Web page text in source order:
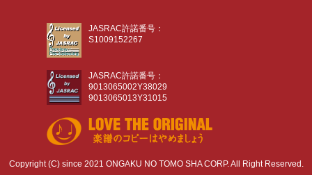
JASRAC許諾番号：
S1009152267
JASRAC許諾番号：
9013065002Y38029
9013065013Y31015
Copyright (C) since 2021 ONGAKU NO TOMO SHA CORP. All Right Reserved.